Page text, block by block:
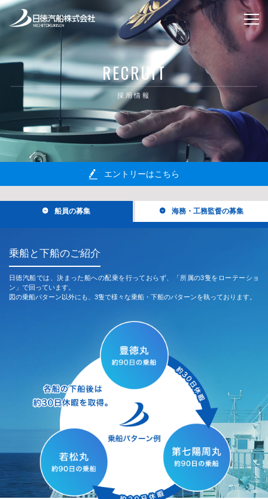
RECRUIT
採用情報
エントリーはこちら
船員の募集 海務・工務監督の募集
乗船と下船のご紹介
日徳汽船では、決まった船への配乗を行っておらず、「所属の3隻をローテーショ
ン」で回っています。
図の乗船パターン以外にも、3隻で様々な乗船・下船のパターンを執っております。